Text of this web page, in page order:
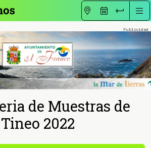
de Muestras de
Tineo 2022